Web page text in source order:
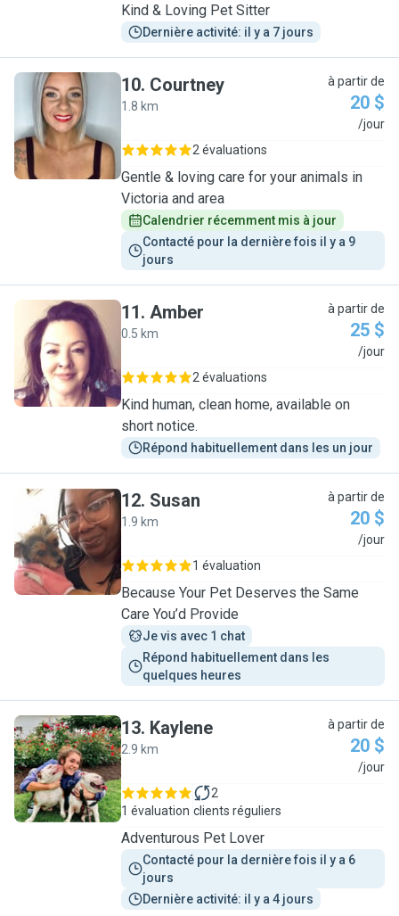
Kind & Loving Pet Sitter
Dernière activité: il y a 7 jours
C
10. Courtney
1.8 km
à partir de
20 $
/jour
2 évaluations
Gentle & loving care for your animals in
Victoria and area
Calendrier récemment mis à jour
Contacté pour la dernière fois il y a 9
jours
A
11. Amber
0.5 km
à partir de
25 $
/jour
2 évaluations
Kind human, clean home, available on
short notice.
Répond habituellement dans les un jour
S
12. Susan
1.9 km
à partir de
20 $
/jour
1 évaluation
Because Your Pet Deserves the Same
Care You’d Provide
Je vis avec 1 chat
Répond habituellement dans les
quelques heures
K
13. Kaylene
2.9 km
à partir de
20 $
/jour
1 évaluation
2
clients réguliers
Adventurous Pet Lover
Contacté pour la dernière fois il y a 6
jours
Dernière activité: il y a 4 jours